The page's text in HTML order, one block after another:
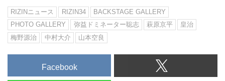
RIZINニュース RIZIN34
BACKSTAGE GALLERY
PHOTO GALLERY
弥益ドミネーター聡志 萩原京平
皇治
梅野源治
中村大介 山本空良
Facebook